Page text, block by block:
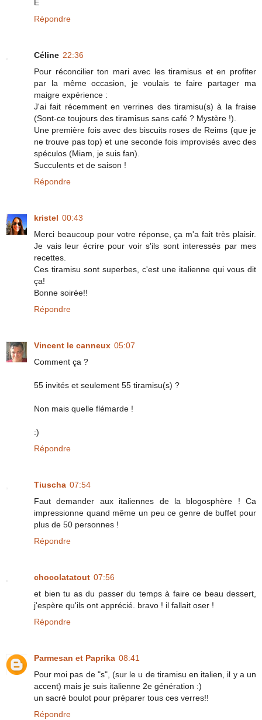
E
Répondre
Céline 22:36
Pour réconcilier ton mari avec les tiramisus et en profiter
par la même occasion, je voulais te faire partager ma
maigre expérience :
J'ai fait récemment en verrines des tiramisu(s) à la fraise
(Sont-ce toujours des tiramisus sans café ? Mystère !).
Une première fois avec des biscuits roses de Reims (que je
ne trouve pas top) et une seconde fois improvisés avec des
spéculos (Miam, je suis fan).
Succulents et de saison !
Répondre
kristel 00:43
Merci beaucoup pour votre réponse, ça m'a fait très plaisir.
Je vais leur écrire pour voir s'ils sont interessés par mes
recettes.
Ces tiramisu sont superbes, c'est une italienne qui vous dit
ça!
Bonne soirée!!
Répondre
Vincent le canneux 05:07
Comment ça ?
55 invités et seulement 55 tiramisu(s) ?
Non mais quelle flémarde !
:)
Répondre
Tiuscha 07:54
Faut demander aux italiennes de la blogosphère ! Ca
impressionne quand même un peu ce genre de buffet pour
plus de 50 personnes !
Répondre
chocolatatout 07:56
et bien tu as du passer du temps à faire ce beau dessert,
j'espère qu'ils ont apprécié. bravo ! il fallait oser !
Répondre
Parmesan et Paprika 08:41
Pour moi pas de "s", (sur le u de tiramisu en italien, il y a un
accent) mais je suis italienne 2e génération :)
un sacré boulot pour préparer tous ces verres!!
Répondre